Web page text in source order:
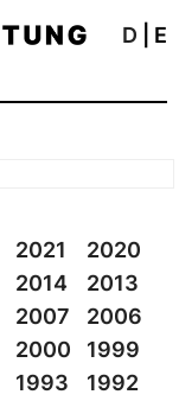
D E
2021
2020
2014
2013
2007
2006
2000
1999
1993
1992